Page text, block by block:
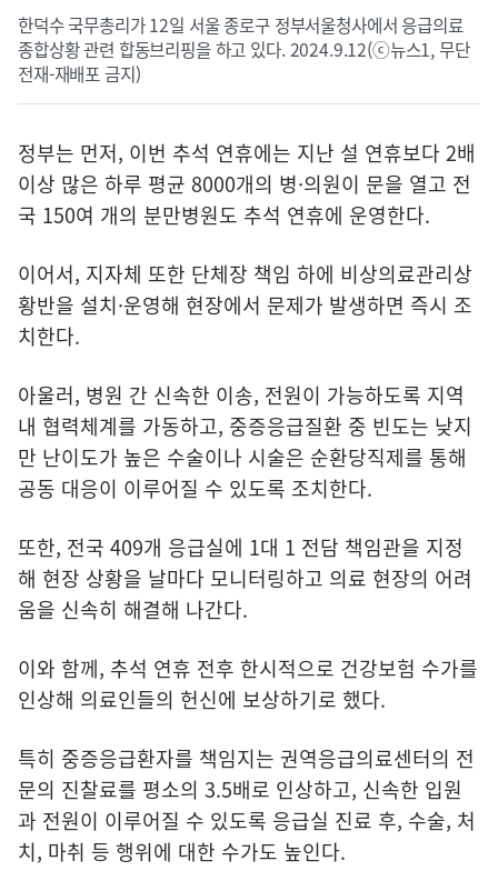
한덕수 국무총리가 12일 서울 종로구 정부서울청사에서 응급의료
종합상황 관련 합동브리핑을 하고 있다. 2024.9.12(ⓒ뉴스1, 무단
전재-재배포 금지)
정부는 먼저, 이번 추석 연휴에는 지난 설 연휴보다 2배
이상 많은 하루 평균 8000개의 병·의원이 문을 열고 전
국 150여 개의 분만병원도 추석 연휴에 운영한다.
이어서, 지자체 또한 단체장 책임 하에 비상의료관리상
황반을 설치·운영해 현장에서 문제가 발생하면 즉시 조
치한다.
아울러, 병원 간 신속한 이송, 전원이 가능하도록 지역
내 협력체계를 가동하고, 중증응급질환 중 빈도는 낮지
만 난이도가 높은 수술이나 시술은 순환당직제를 통해
공동 대응이 이루어질 수 있도록 조치한다.
또한, 전국 409개 응급실에 1대 1 전담 책임관을 지정
해 현장 상황을 날마다 모니터링하고 의료 현장의 어려
움을 신속히 해결해 나간다.
이와 함께, 추석 연휴 전후 한시적으로 건강보험 수가를
인상해 의료인들의 헌신에 보상하기로 했다.
특히 중증응급환자를 책임지는 권역응급의료센터의 전
문의 진찰료를 평소의 3.5배로 인상하고, 신속한 입원
과 전원이 이루어질 수 있도록 응급실 진료 후, 수술, 처
치, 마취 등 행위에 대한 수가도 높인다.